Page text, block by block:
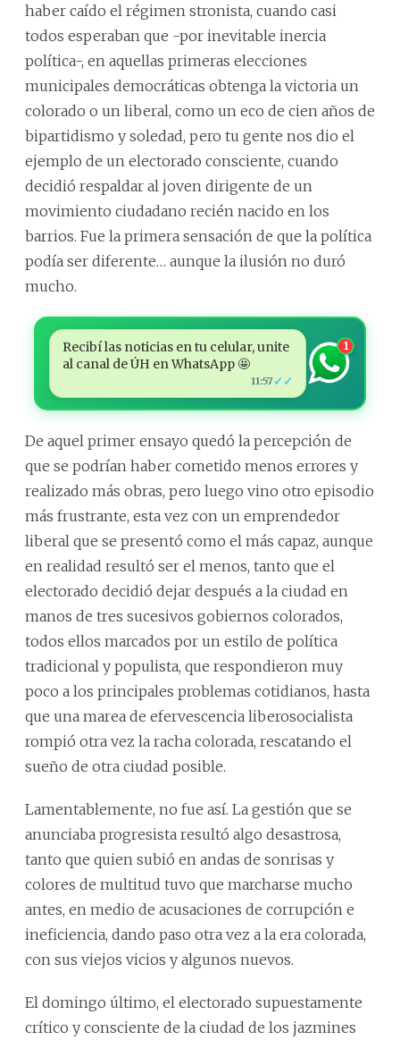
haber caído el régimen stronista, cuando casi
todos esperaban que -por inevitable inercia
política-, en aquellas primeras elecciones
municipales democráticas obtenga la victoria un
colorado o un liberal, como un eco de cien años de
bipartidismo y soledad, pero tu gente nos dio el
ejemplo de un electorado consciente, cuando
decidió respaldar al joven dirigente de un
movimiento ciudadano recién nacido en los
barrios. Fue la primera sensación de que la política
podía ser diferente… aunque la ilusión no duró
mucho.
Recibí las noticias en tu celular, unite
al canal de ÚH en WhatsApp 🤩
11:57 ✓✓
1
De aquel primer ensayo quedó la percepción de
que se podrían haber cometido menos errores y
realizado más obras, pero luego vino otro episodio
más frustrante, esta vez con un emprendedor
liberal que se presentó como el más capaz, aunque
en realidad resultó ser el menos, tanto que el
electorado decidió dejar después a la ciudad en
manos de tres sucesivos gobiernos colorados,
todos ellos marcados por un estilo de política
tradicional y populista, que respondieron muy
poco a los principales problemas cotidianos, hasta
que una marea de efervescencia liberosocialista
rompió otra vez la racha colorada, rescatando el
sueño de otra ciudad posible.
Lamentablemente, no fue así. La gestión que se
anunciaba progresista resultó algo desastrosa,
tanto que quien subió en andas de sonrisas y
colores de multitud tuvo que marcharse mucho
antes, en medio de acusaciones de corrupción e
ineficiencia, dando paso otra vez a la era colorada,
con sus viejos vicios y algunos nuevos.
El domingo último, el electorado supuestamente
crítico y consciente de la ciudad de los jazmines